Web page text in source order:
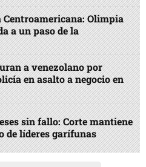
Centroamericana: Olimpia
a un paso de la
a venezolano por
en asalto a negocio en
sin fallo: Corte mantiene
de líderes garífunas